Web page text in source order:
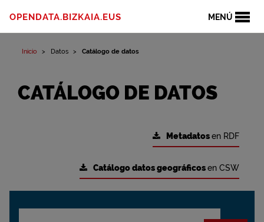
MENÚ
OPENDATA.BIZKAIA.EUS
Inicio Datos Catálogo de datos
CATÁLOGO DE DATOS
Metadatosen RDF
Catálogo datos geográficosen CSW